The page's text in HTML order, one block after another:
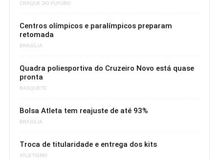
CRAQUE DO FUTURO
Centros olímpicos e paralímpicos preparam
retomada
BRASÍLIA
Quadra poliesportiva do Cruzeiro Novo está quase
pronta
BASQUETE
Bolsa Atleta tem reajuste de até 93%
BRASÍLIA
Troca de titularidade e entrega dos kits
ATLETISMO